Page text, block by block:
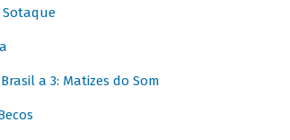
Sotaque
a 3: Matizes do Som